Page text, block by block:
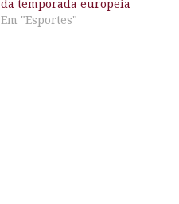
da temporada europeia
Em "Esportes"